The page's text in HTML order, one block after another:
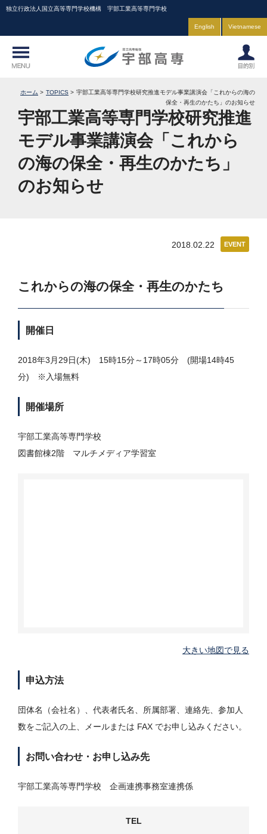
独立行政法人国立高等専門学校機構 宇部工業高等専門学校
English Vietnamese
ホーム TOPICS
宇部工業高等専門学校研究推進モデル事業講演会「これからの海の
保全・再生のかたち」のお知らせ
宇部工業高等専門学校研究推進
モデル事業講演会「これから
の海の保全・再生のかたち」
のお知らせ
EVENT
2018.02.22
これからの海の保全・再生のかたち
開催日
2018年3月29日(木) 15時15分～17時05分 (開場14時45
分) ※入場無料
開催場所
宇部工業高等専門学校
図書館棟2階 マルチメディア学習室
大きい地図で見る
申込方法
団体名（会社名）、代表者氏名、所属部署、連絡先、参加人
数をご記入の上、メールまたは FAX でお申し込みください。
お問い合わせ・お申し込み先
宇部工業高等専門学校 企画連携事務室連携係
TEL